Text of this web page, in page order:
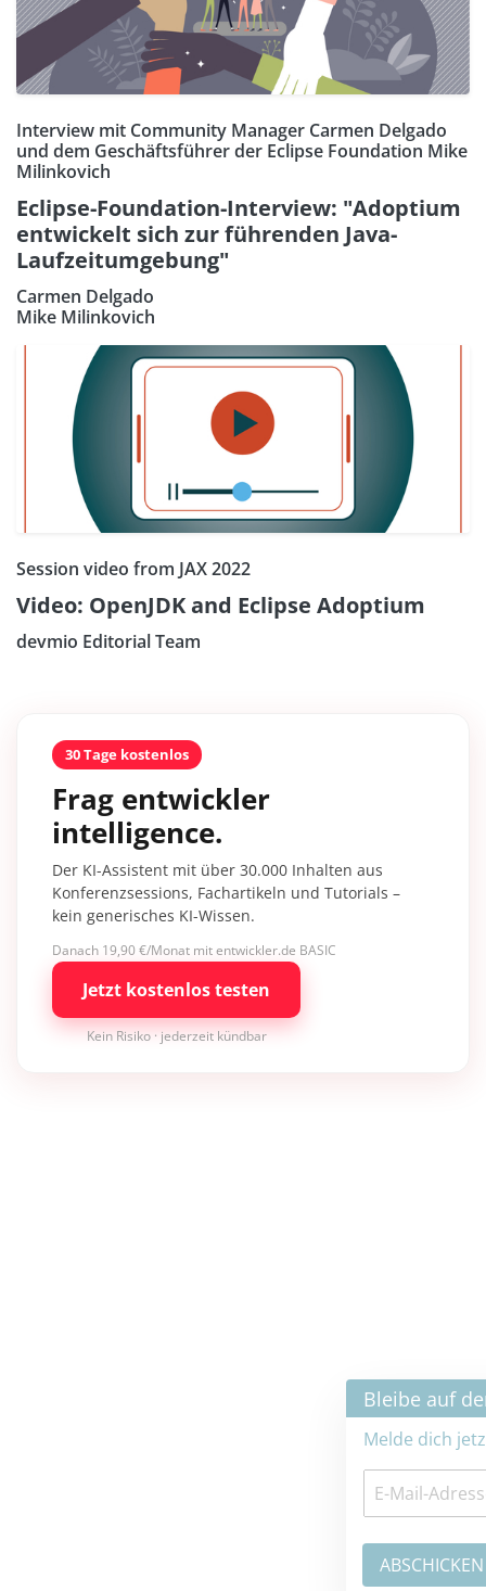
Interview mit Community Manager Carmen Delgado
und dem Geschäftsführer der Eclipse Foundation Mike
Milinkovich
Eclipse-Foundation-Interview: "Adoptium
entwickelt sich zur führenden Java-
Laufzeitumgebung"
Carmen Delgado
Mike Milinkovich
Session video from JAX 2022
Video: OpenJDK and Eclipse Adoptium
devmio Editorial Team
30 Tage kostenlos
Frag entwickler
intelligence.
Der KI-Assistent mit über 30.000 Inhalten aus
Konferenzsessions, Fachartikeln und Tutorials –
kein generisches KI-Wissen.
Danach 19,90 €/Monat mit entwickler.de BASIC
Jetzt kostenlos testen
Kein Risiko · jederzeit kündbar
Bleibe auf dem neuesten Stand ×
Melde dich jetzt zum Newsletter an: